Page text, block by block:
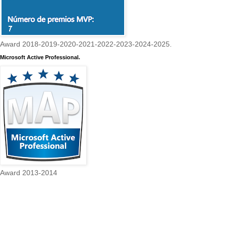
Award 2018-2019-2020-2021-2022-2023-2024-2025.
Microsoft Active Professional.
Award 2013-2014